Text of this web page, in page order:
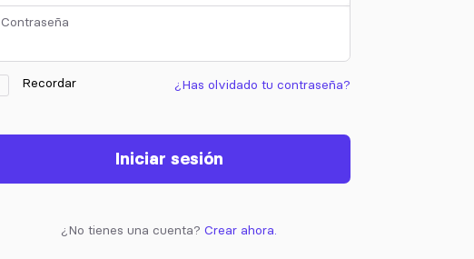
Contraseña
Recordar ¿Has olvidado tu contraseña?
Iniciar sesión
¿No tienes una cuenta? Crear ahora.